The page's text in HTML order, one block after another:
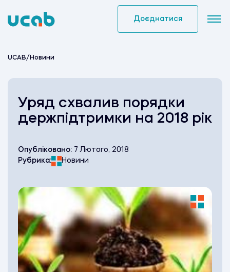
to
Доєднатися
UCAB/ Новини
Уряд схвалив порядки
держпідтримки на 2018 рік
Опубліковано: 7 Лютого, 2018
Рубрика:
Новини